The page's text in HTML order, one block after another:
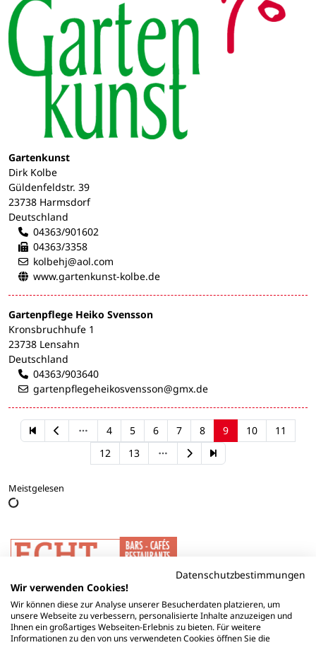
Gartenkunst
Dirk Kolbe
Güldenfeldstr. 39
23738 Harmsdorf
Deutschland
04363/901602
04363/3358
kolbehj@aol.com
www.gartenkunst-kolbe.de
Gartenpflege Heiko Svensson
Kronsbruchhufe 1
23738 Lensahn
Deutschland
04363/903640
gartenpflegeheikosvensson@gmx.de
4 5 6 7 8 9 10
11
12
13
Meistgelesen
Datenschutzbestimmungen
Wir verwenden Cookies!
Wir können diese zur Analyse unserer Besucherdaten platzieren, um
unsere Webseite zu verbessern, personalisierte Inhalte anzuzeigen und
Ihnen ein großartiges Webseiten-Erlebnis zu bieten. Für weitere
Informationen zu den von uns verwendeten Cookies öffnen Sie die